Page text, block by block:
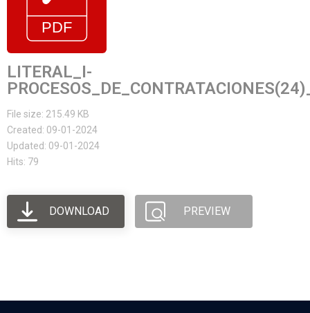
LITERAL_I-
File size: 215.49 KB
Created: 09-01-2024
Updated: 09-01-2024
Hits: 79
DOWNLOAD PREVIEW